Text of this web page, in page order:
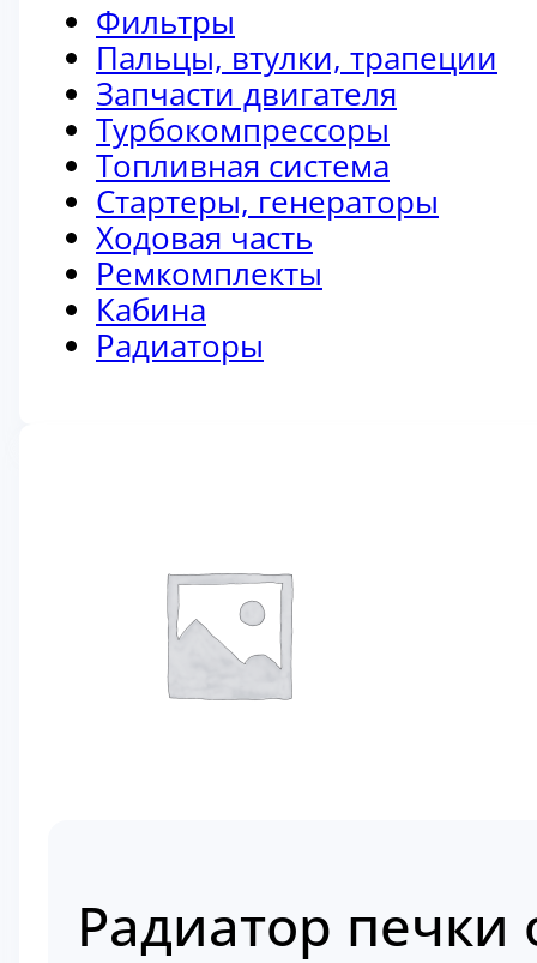
Фильтры
Пальцы, втулки, трапеции
Запчасти двигателя
Турбокомпрессоры
Топливная система
Стартеры, генераторы
Ходовая часть
Ремкомплекты
Кабина
Радиаторы
Радиатор печки